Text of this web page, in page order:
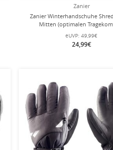
Zanier
Zanier Winterhandschuhe
Mitten (optimalen
eUVP: 49,99€
24,99€